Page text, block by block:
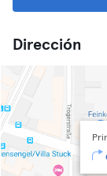
Dirección